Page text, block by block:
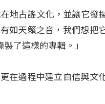
地古謠文化，並讓它發
如天籟之音，我們想把
了這樣的專輯。」
在過程中建立自信與文